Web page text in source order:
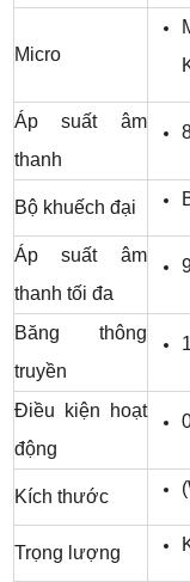
Micro
Áp suất âm
thanh
Bộ khuếch đại
Áp suất âm
thanh tối đa
Băng thông
truyền
Điều kiện hoạt
động
Kích thước
Trọng lượng